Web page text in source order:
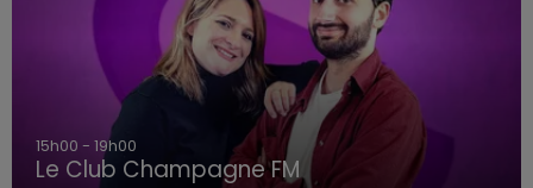
15h00 - 19h00
Le Club Champagne FM